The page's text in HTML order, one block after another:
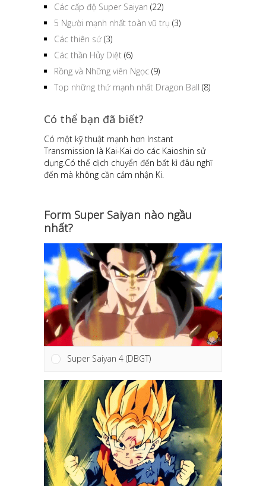
Các cấp độ Super Saiyan (22)
5 Người mạnh nhất toàn vũ trụ (3)
Các thiên sứ (3)
Các thần Hủy Diệt (6)
Rồng và Những viên Ngọc (9)
Top những thứ mạnh nhất Dragon Ball (8)
Có thể bạn đã biết?
Có một kỹ thuật mạnh hơn Instant
Transmission là Kai-Kai do các Kaioshin sử
dụng.Có thể dịch chuyển đến bất kì đâu nghĩ
đến mà không cần cảm nhận Ki.
Form Super Saiyan nào ngầu
nhất?
Super Saiyan 4 (DBGT)